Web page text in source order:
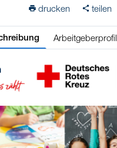
drucken teilen
Arbeitgeberprofil